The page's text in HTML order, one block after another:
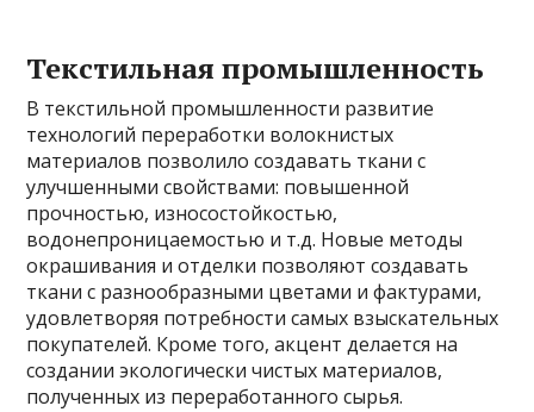
Текстильная промышленность
В текстильной промышленности развитие
технологий переработки волокнистых
материалов позволило создавать ткани с
улучшенными свойствами: повышенной
прочностью, износостойкостью,
водонепроницаемостью и т.д. Новые методы
окрашивания и отделки позволяют создавать
ткани с разнообразными цветами и фактурами,
удовлетворяя потребности самых взыскательных
покупателей. Кроме того, акцент делается на
создании экологически чистых материалов,
полученных из переработанного сырья.